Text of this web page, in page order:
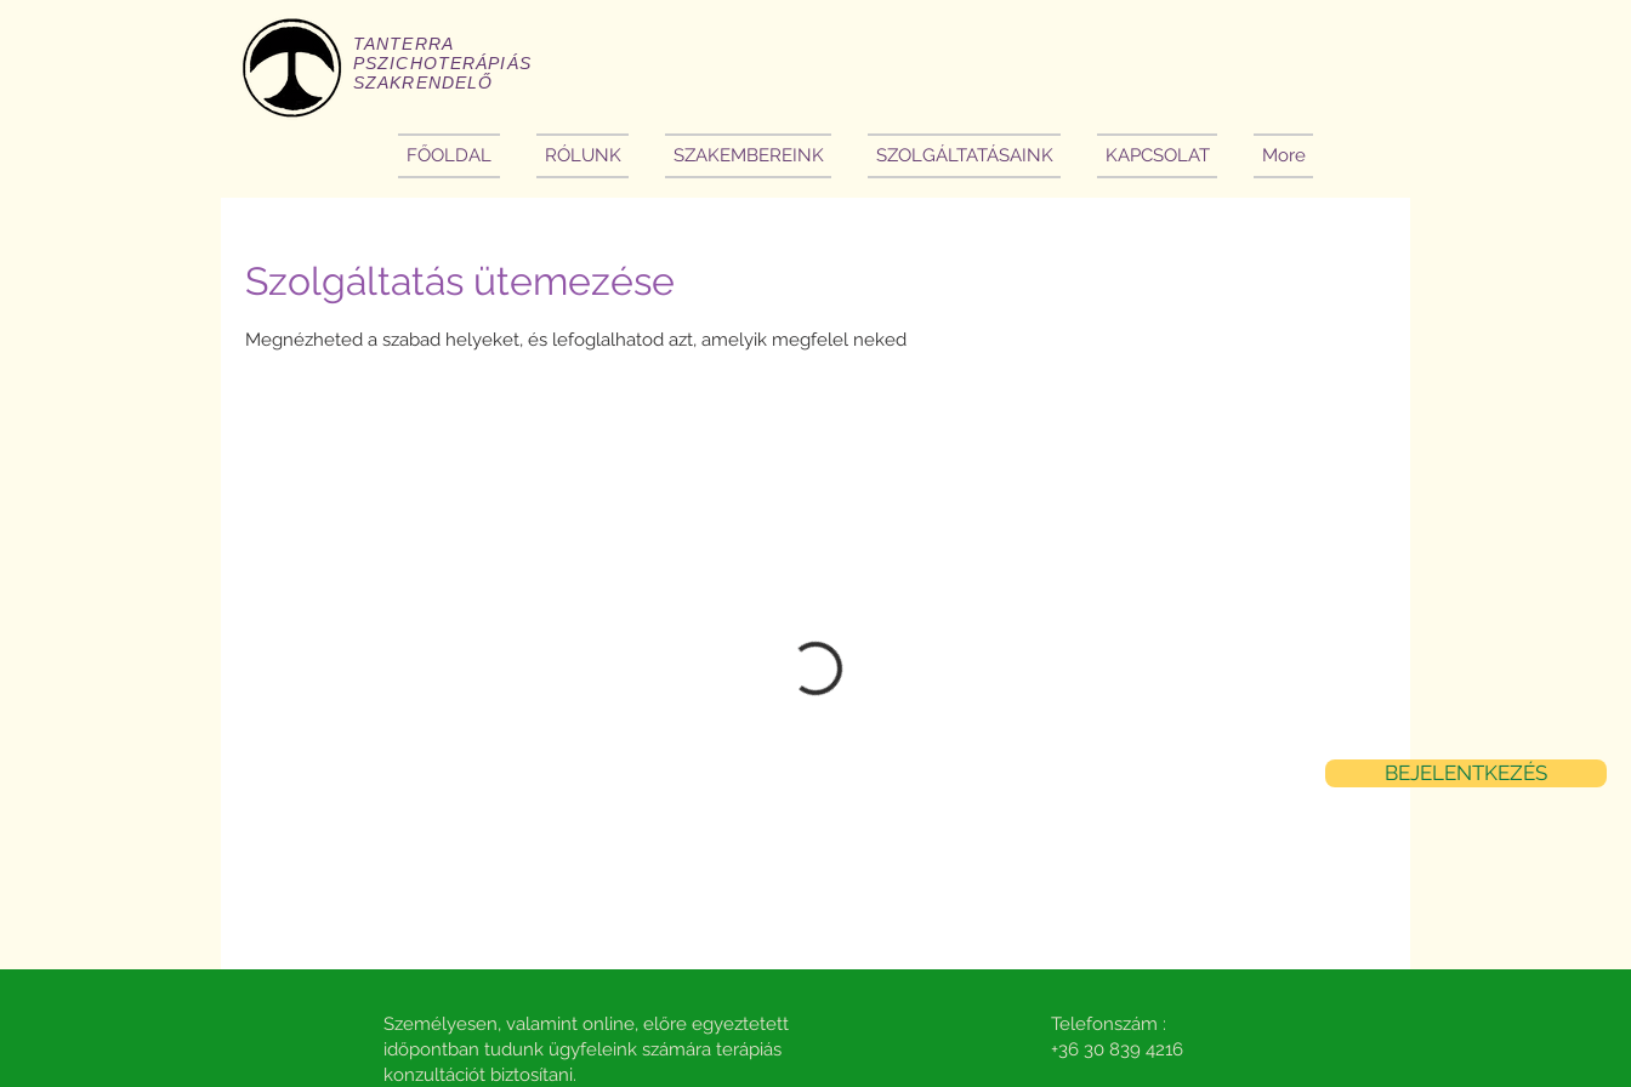
TANTERRA
PSZICHOTERÁPIÁS
SZAKRENDELŐ
FŐOLDAL RÓLUNK SZAKEMBEREINK SZOLGÁLTATÁSAINK KAPCSOLAT More
BEJELENTKEZÉS
Szolgáltatás ütemezése
Megnézheted a szabad helyeket, és lefoglalhatod azt, amelyik megfelel neked
Személyesen, valamint online, előre egyeztetett
időpontban tudunk ügyfeleink számára terápiás
konzultációt biztosítani.
Telefonszám :
+36 30 839 4216